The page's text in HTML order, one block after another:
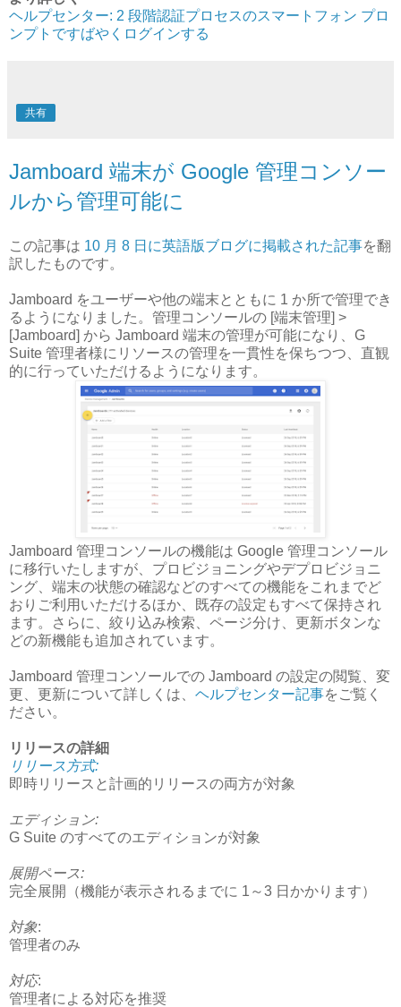
ヘルプセンター: 2 段階認証プロセスのスマートフォン プロ
ンプトですばやくログインする
共有
Jamboard 端末が Google 管理コンソー
ルから管理可能に
この記事は 10 月 8 日に英語版ブログに掲載された記事を翻
訳したものです。
Jamboard をユーザーや他の端末とともに 1 か所で管理でき
るようになりました。管理コンソールの [端末管理] >
[Jamboard] から Jamboard 端末の管理が可能になり、G
Suite 管理者様にリソースの管理を一貫性を保ちつつ、直観
的に行っていただけるようになります。
Jamboard 管理コンソールの機能は Google 管理コンソール
に移行いたしますが、プロビジョニングやデプロビジョニ
ング、端末の状態の確認などのすべての機能をこれまでど
おりご利用いただけるほか、既存の設定もすべて保持され
ます。さらに、絞り込み検索、ページ分け、更新ボタンな
どの新機能も追加されています。
Jamboard 管理コンソールでの Jamboard の設定の閲覧、変
更、更新について詳しくは、 ヘルプセンター記事をご覧く
ださい。
リリースの詳細
リリース方式:
即時リリースと計画的リリースの両方が対象
エディション:
G Suite のすべてのエディションが対象
展開ペース:
完全展開（機能が表示されるまでに 1～3 日かかります）
対象:
管理者のみ
対応:
管理者による対応を推奨